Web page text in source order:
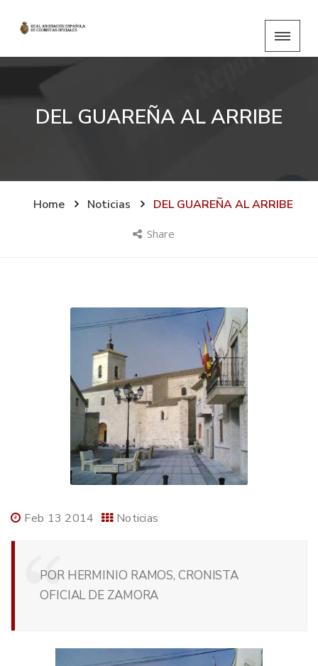
DEL GUAREÑA AL ARRIBE
Home Noticias DEL GUAREÑA AL ARRIBE
Share
Feb 13 2014 Noticias
POR HERMINIO RAMOS, CRONISTA
OFICIAL DE ZAMORA